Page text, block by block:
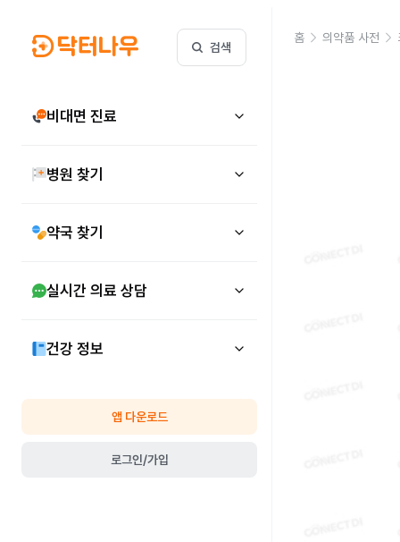
검색
비대면 진료
병원 찾기
약국 찾기
실시간 의료 상담
건강 정보
앱 다운로드
로그인/가입
홈 의약품 사전